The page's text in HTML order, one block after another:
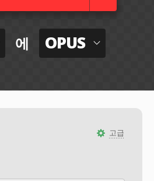
에 OPUS
고급